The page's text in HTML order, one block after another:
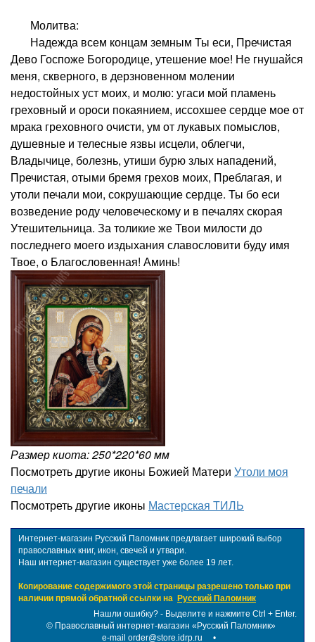
Молитва:
Надежда всем концам земным Ты еси, Пречистая
Дево Госпоже Богородице, утешение мое! Не гнушайся
меня, скверного, в дерзновенном молении
недостойных уст моих, и молю: угаси мой пламень
греховный и ороси покаянием, иссохшее сердце мое от
мрака греховного очисти, ум от лукавых помыслов,
душевные и телесные язвы исцели, облегчи,
Владычице, болезнь, утиши бурю злых нападений,
Пречистая, отыми бремя грехов моих, Преблагая, и
утоли печали мои, сокрушающие сердце. Ты бо еси
возведение роду человеческому и в печалях скорая
Утешительница. За толикие же Твои милости до
последнего моего издыхания славословити буду имя
Твое, о Благословенная! Аминь!
Размер киота: 250*220*60 мм
Посмотреть другие иконы Божией Матери Утоли моя
печали
Посмотреть другие иконы Мастерская ТИЛЬ
Интернет-магазин Русский Паломник предлагает широкий выбор
православных книг, икон, свечей и утвари.
Наш интернет-магазин существует уже более 19 лет.
Копирование содержимого этой страницы разрешено только при
наличии прямой обратной ссылки на Русский Паломник
Нашли ошибку? - Выделите и нажмите Ctrl + Enter.
© Православный интернет-магазин «Русский Паломник»
e-mail order@store.idrp.ru •